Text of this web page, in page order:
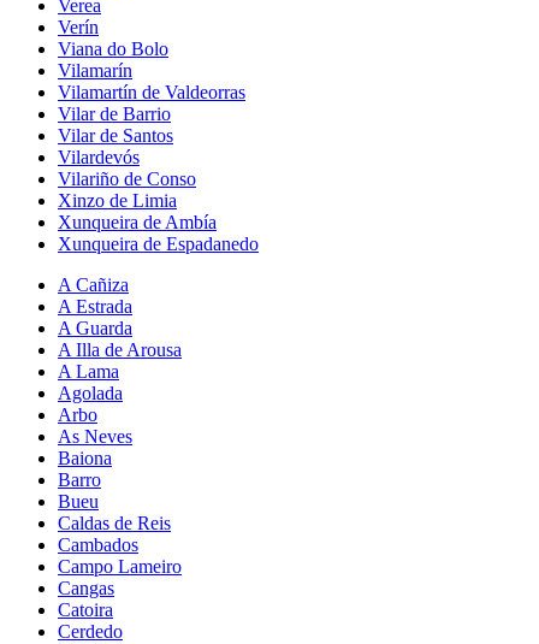
Verea
Verín
Viana do Bolo
Vilamarín
Vilamartín de Valdeorras
Vilar de Barrio
Vilar de Santos
Vilardevós
Vilariño de Conso
Xinzo de Limia
Xunqueira de Ambía
Xunqueira de Espadanedo
A Cañiza
A Estrada
A Guarda
A Illa de Arousa
A Lama
Agolada
Arbo
As Neves
Baiona
Barro
Bueu
Caldas de Reis
Cambados
Campo Lameiro
Cangas
Catoira
Cerdedo